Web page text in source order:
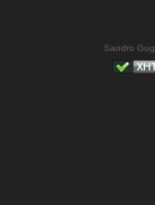
Sandro